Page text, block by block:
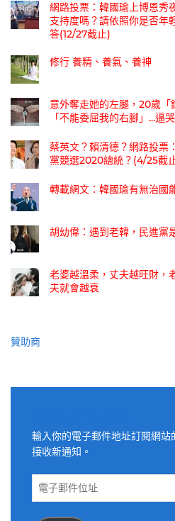
網路投票：韓國瑜上博恩秀
支持度嗎？請依照你是否年
答(12/27截止)
修行 養精、養氣、養神
意外奪走她的左腿，20歲「
「不能委屈我的右腳」...逼
蔡英文？賴清德？網路投票
黨競選2020總統？(4/25截
轉載網文：韓國瑜有無治國
胡幼偉：遇到老韓，民進黨
老婆越溫柔，丈夫越旺財，
夫就會越衰
贊助商
輸入你的電子郵件地址訂閱網
接收新通知。
電